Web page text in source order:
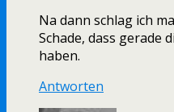
Na dann schlag ich
Schade, dass gerade
haben.
Antworten